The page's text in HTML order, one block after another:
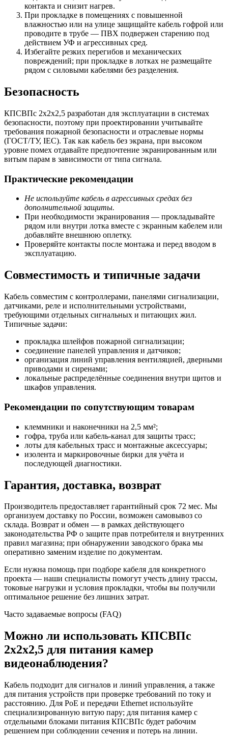
контакта и снизит нагрев.
При прокладке в помещениях с повышенной
влажностью или на улице защищайте кабель гофрой или
проводите в трубе — ПВХ подвержен старению под
действием УФ и агрессивных сред.
Избегайте резких перегибов и механических
повреждений; при прокладке в лотках не размещайте
рядом с силовыми кабелями без разделения.
Безопасность
КПСВПс 2х2х2,5 разработан для эксплуатации в системах
безопасности, поэтому при проектировании учитывайте
требования пожарной безопасности и отраслевые нормы
(ГОСТ/ТУ, IEC). Так как кабель без экрана, при высоком
уровне помех отдавайте предпочтение экранированным или
витым парам в зависимости от типа сигнала.
Практические рекомендации
Не используйте кабель в агрессивных средах без
дополнительной защиты.
При необходимости экранирования — прокладывайте
рядом или внутри лотка вместе с экранным кабелем или
добавляйте внешнюю оплетку.
Проверяйте контакты после монтажа и перед вводом в
эксплуатацию.
Совместимость и типичные задачи
Кабель совместим с контроллерами, панелями сигнализации,
датчиками, реле и исполнительными устройствами,
требующими отдельных сигнальных и питающих жил.
Типичные задачи:
прокладка шлейфов пожарной сигнализации;
соединение панелей управления и датчиков;
организация линий управления вентиляцией, дверными
приводами и сиренами;
локальные распределённые соединения внутри щитов и
шкафов управления.
Рекомендации по сопутствующим товарам
клеммники и наконечники на 2,5 мм²;
гофра, труба или кабель-канал для защиты трасс;
лоты для кабельных трасс и монтажные аксессуары;
изолента и маркировочные бирки для учёта и
последующей диагностики.
Гарантия, доставка, возврат
Производитель предоставляет гарантийный срок 72 мес. Мы
организуем доставку по России, возможен самовывоз со
склада. Возврат и обмен — в рамках действующего
законодательства РФ о защите прав потребителя и внутренних
правил магазина; при обнаружении заводского брака мы
оперативно заменим изделие по документам.
Если нужна помощь при подборе кабеля для конкретного
проекта — наши специалисты помогут учесть длину трассы,
токовые нагрузки и условия прокладки, чтобы вы получили
оптимальное решение без лишних затрат.
Часто задаваемые вопросы (FAQ)
Можно ли использовать КПСВПс
2х2х2,5 для питания камер
видеонаблюдения?
Кабель подходит для сигналов и линий управления, а также
для питания устройств при проверке требований по току и
расстоянию. Для PoE и передачи Ethernet используйте
специализированную витую пару; для питания камер с
отдельными блоками питания КПСВПс будет рабочим
решением при соблюдении сечения и потерь на линии.